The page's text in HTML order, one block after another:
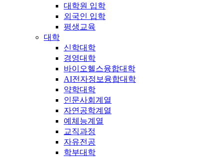
대학원 입학
외국인 입학
평생교육
대학
신학대학
경영대학
바이오헬스융합대학
AI전자정보융합대학
약학대학
인문사회계열
자연공학계열
예체능계열
교직과정
자유전공
학부대학